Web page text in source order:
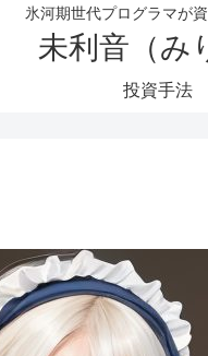
氷河期世代プログラマが
未利音（み
投資手法